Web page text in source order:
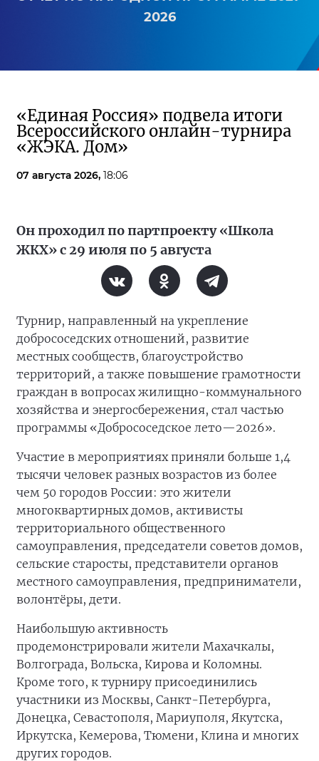
2026
«Единая Россия» подвела итоги
Всероссийского онлайн-турнира
«ЖЭКА. Дом»
07 августа 2026, 18:06
Он проходил по партпроекту «Школа
ЖКХ» с 29 июля по 5 августа
Турнир, направленный на укрепление
добрососедских отношений, развитие
местных сообществ, благоустройство
территорий, а также повышение грамотности
граждан в вопросах жилищно-коммунального
хозяйства и энергосбережения, стал частью
программы «Добрососедское лето—2026».
Участие в мероприятиях приняли больше 1,4
тысячи человек разных возрастов из более
чем 50 городов России: это жители
многоквартирных домов, активисты
территориального общественного
самоуправления, председатели советов домов,
сельские старосты, представители органов
местного самоуправления, предприниматели,
волонтёры, дети.
Наибольшую активность
продемонстрировали жители Махачкалы,
Волгограда, Вольска, Кирова и Коломны.
Кроме того, к турниру присоединились
участники из Москвы, Санкт-Петербурга,
Донецка, Севастополя, Мариуполя, Якутска,
Иркутска, Кемерова, Тюмени, Клина и многих
других городов.